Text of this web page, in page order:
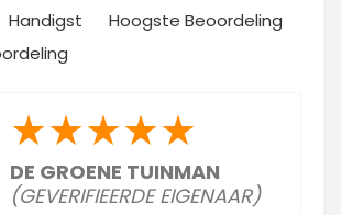
Handigst
Hoogste Beoordeling
★★★★★
DE GROENE TUINMAN
(GEVERIFIEERDE EIGENAAR)